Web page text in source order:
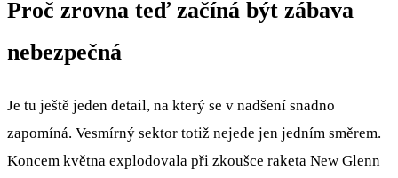
Proč zrovna teď začíná být zábava
nebezpečná
Je tu ještě jeden detail, na který se v nadšení snadno
zapomíná. Vesmírný sektor totiž nejede jen jedním směrem.
Koncem května explodovala při zkoušce raketa New Glenn